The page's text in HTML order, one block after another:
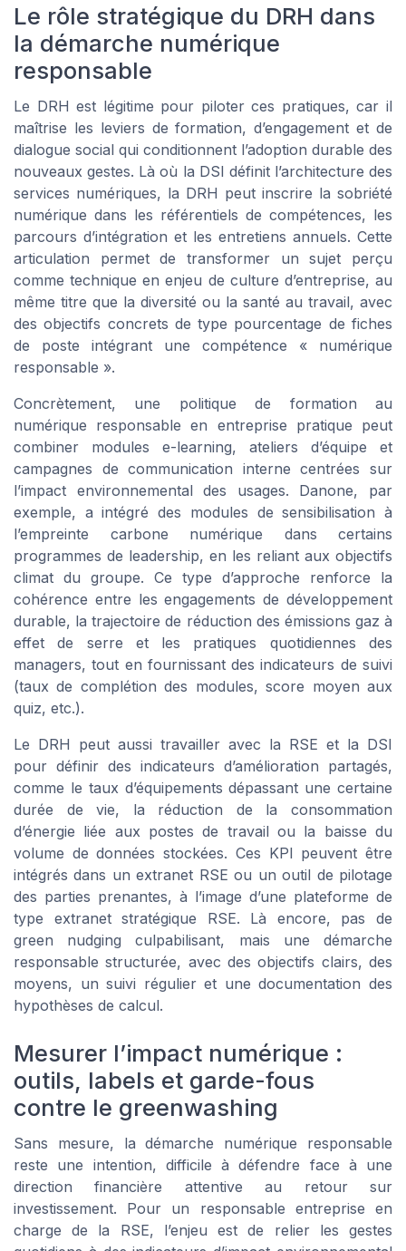
Le rôle stratégique du DRH dans
la démarche numérique
responsable
Le DRH est légitime pour piloter ces pratiques, car il
maîtrise les leviers de formation, d’engagement et de
dialogue social qui conditionnent l’adoption durable des
nouveaux gestes. Là où la DSI définit l’architecture des
services numériques, la DRH peut inscrire la sobriété
numérique dans les référentiels de compétences, les
parcours d’intégration et les entretiens annuels. Cette
articulation permet de transformer un sujet perçu
comme technique en enjeu de culture d’entreprise, au
même titre que la diversité ou la santé au travail, avec
des objectifs concrets de type pourcentage de fiches
de poste intégrant une compétence « numérique
responsable ».
Concrètement, une politique de formation au
numérique responsable en entreprise pratique peut
combiner modules e-learning, ateliers d’équipe et
campagnes de communication interne centrées sur
l’impact environnemental des usages. Danone, par
exemple, a intégré des modules de sensibilisation à
l’empreinte carbone numérique dans certains
programmes de leadership, en les reliant aux objectifs
climat du groupe. Ce type d’approche renforce la
cohérence entre les engagements de développement
durable, la trajectoire de réduction des émissions gaz à
effet de serre et les pratiques quotidiennes des
managers, tout en fournissant des indicateurs de suivi
(taux de complétion des modules, score moyen aux
quiz, etc.).
Le DRH peut aussi travailler avec la RSE et la DSI
pour définir des indicateurs d’amélioration partagés,
comme le taux d’équipements dépassant une certaine
durée de vie, la réduction de la consommation
d’énergie liée aux postes de travail ou la baisse du
volume de données stockées. Ces KPI peuvent être
intégrés dans un extranet RSE ou un outil de pilotage
des parties prenantes, à l’image d’une plateforme de
type extranet stratégique RSE. Là encore, pas de
green nudging culpabilisant, mais une démarche
responsable structurée, avec des objectifs clairs, des
moyens, un suivi régulier et une documentation des
hypothèses de calcul.
Mesurer l’impact numérique :
outils, labels et garde-fous
contre le greenwashing
Sans mesure, la démarche numérique responsable
reste une intention, difficile à défendre face à une
direction financière attentive au retour sur
investissement. Pour un responsable entreprise en
charge de la RSE, l’enjeu est de relier les gestes